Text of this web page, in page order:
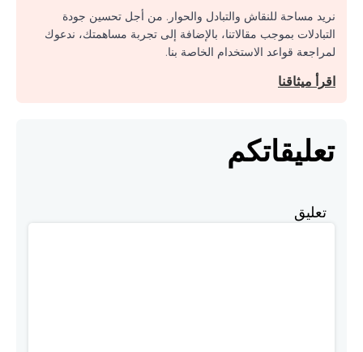
نريد مساحة للنقاش والتبادل والحوار. من أجل تحسين جودة
التبادلات بموجب مقالاتنا، بالإضافة إلى تجربة مساهمتك، ندعوك
لمراجعة قواعد الاستخدام الخاصة بنا.
اقرأ ميثاقنا
تعليقاتكم
تعليق